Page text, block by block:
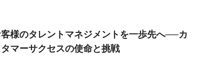
様のタレントマネジメントを一歩先へ──カ
マーサクセスの使命と挑戦